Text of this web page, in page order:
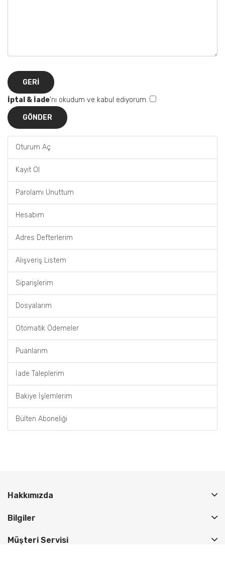
GERI
İptal & İade'nı okudum ve kabul ediyorum.
Oturum Aç
Kayıt Ol
Parolamı Unuttum
Hesabım
Adres Defterlerim
Alışveriş Listem
Siparişlerim
Dosyalarım
Otomatik Ödemeler
Puanlarım
İade Taleplerim
Bakiye İşlemlerim
Bülten Aboneliği
Hakkımızda
Bilgiler
Müşteri Servisi